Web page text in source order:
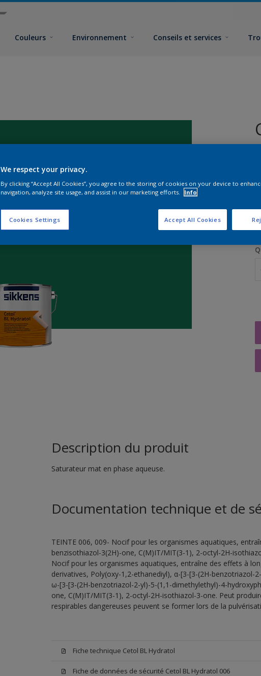
Couleurs Environnement Conseils et services
Description du produit
Saturateur mat en phase aqueuse.
Documentation technique et de
TEINTE 006, 009- Nocif pour les organismes aquatiques,
benzisothiazol-3(2H)-one, C(M)IT/MIT(3-1), 2-octyl-2H-
Nocif pour les organismes aquatiques, entraîne des effets à
derivatives, Poly(oxy-1,2-ethanediyl), α-[3-[3-(2H-
ω-[3-[3-(2H-benzotriazol-2-yl)-5-(1,1-dimethylethyl)-4-
one, C(M)IT/MIT(3-1), 2-octyl-2H-isothiazol-3-one. Peut
respirables dangereuses peuvent se former lors de la
Fiche technique Cetol BL Hydratol
Fiche de données de sécurité Cetol BL Hydratol 006
We respect your privacy.
By clicking “Accept All Cookies”, you agree to the storing of cookies on your device to
navigation, analyze site usage, and assist in our marketing efforts.
Info
Cookies Settings Accept All Cookies